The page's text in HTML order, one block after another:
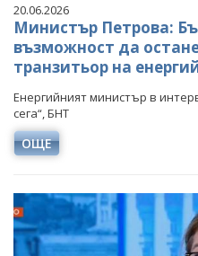
20.06.2026
Министър Петрова:
възможност да
транзитьор на
Енергийният министър в
сега“, БНТ
ОЩЕ